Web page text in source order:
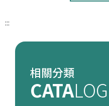
:::
相關分類
CATA